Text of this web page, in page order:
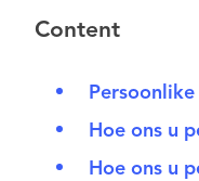
Content
Hoe ons u
Hoe ons u